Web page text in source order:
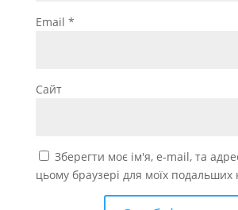
Email *
Сайт
Зберегти моє ім'я, e-mail, та
цьому браузері для моїх подальших